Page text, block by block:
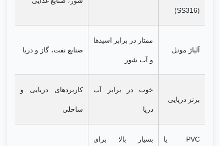
(SS316)
آلیاژ مونل
ممتاز در برابر اسیدها
و آب شور
صنایع نفت، گاز و دریا
برنز دریایی
خوب در برابر آب
دریا
کاربردهای دریایی و
ساحلی
PVC یا
بسیار بالا برای